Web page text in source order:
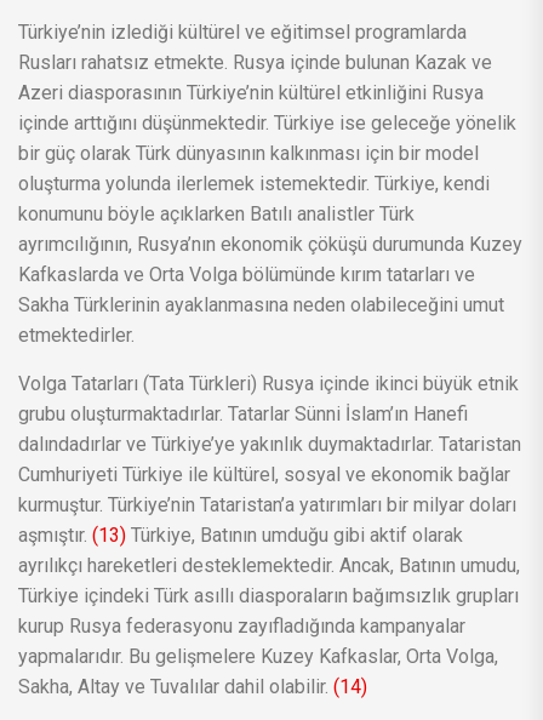
Türkiye’nin izlediği kültürel ve eğitimsel programlarda
Rusları rahatsız etmekte. Rusya içinde bulunan Kazak ve
Azeri diasporasının Türkiye’nin kültürel etkinliğini Rusya
içinde arttığını düşünmektedir. Türkiye ise geleceğe yönelik
bir güç olarak Türk dünyasının kalkınması için bir model
oluşturma yolunda ilerlemek istemektedir. Türkiye, kendi
konumunu böyle açıklarken Batılı analistler Türk
ayrımcılığının, Rusya’nın ekonomik çöküşü durumunda Kuzey
Kafkaslarda ve Orta Volga bölümünde kırım tatarları ve
Sakha Türklerinin ayaklanmasına neden olabileceğini umut
etmektedirler.
Volga Tatarları (Tata Türkleri) Rusya içinde ikinci büyük etnik
grubu oluşturmaktadırlar. Tatarlar Sünni İslam’ın Hanefi
dalındadırlar ve Türkiye’ye yakınlık duymaktadırlar. Tataristan
Cumhuriyeti Türkiye ile kültürel, sosyal ve ekonomik bağlar
kurmuştur. Türkiye’nin Tataristan’a yatırımları bir milyar doları
aşmıştır. (13) Türkiye, Batının umduğu gibi aktif olarak
ayrılıkçı hareketleri desteklemektedir. Ancak, Batının umudu,
Türkiye içindeki Türk asıllı diasporaların bağımsızlık grupları
kurup Rusya federasyonu zayıfladığında kampanyalar
yapmalarıdır. Bu gelişmelere Kuzey Kafkaslar, Orta Volga,
Sakha, Altay ve Tuvalılar dahil olabilir. (14)